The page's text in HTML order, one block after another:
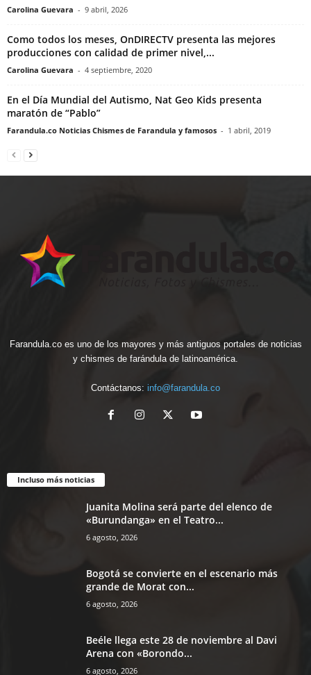
Carolina Guevara - 9 abril, 2026
Como todos los meses, OnDIRECTV presenta las mejores
producciones con calidad de primer nivel,...
Carolina Guevara - 4 septiembre, 2020
En el Día Mundial del Autismo, Nat Geo Kids presenta
maratón de “Pablo”
Farandula.co Noticias Chismes de Farandula y famosos - 1 abril, 2019
Farandula.co es uno de los mayores y más antiguos portales de noticias
y chismes de farándula de latinoamérica.
Contáctanos: info@farandula.co
Incluso más noticias
Juanita Molina será parte del elenco de
«Burundanga» en el Teatro...
6 agosto, 2026
Bogotá se convierte en el escenario más
grande de Morat con...
6 agosto, 2026
Beéle llega este 28 de noviembre al Davi
Arena con «Borondo...
6 agosto, 2026